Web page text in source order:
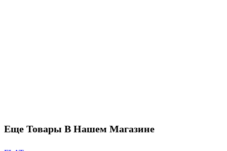
Еще Товары В Нашем Магазине